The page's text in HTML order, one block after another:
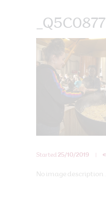
_Q5C0877
Started 25/10/2019
No image description ...